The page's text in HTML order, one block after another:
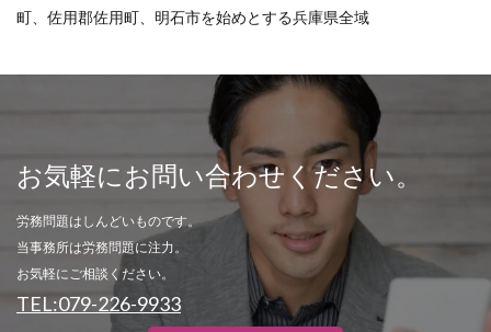
町、佐用郡佐用町、明石市を始めとする兵庫県全域
お気軽にお問い合わせください。
労務問題はしんどいものです。
当事務所は労務問題に注力。
お気軽にご相談ください。
TEL:079-226-9933